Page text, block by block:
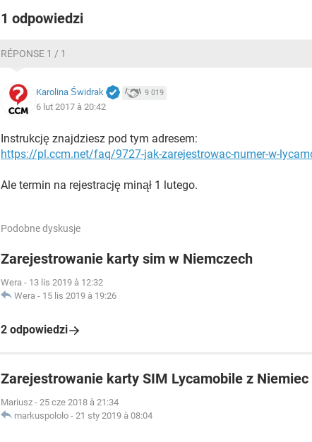
1 odpowiedzi
RÉPONSE 1 / 1
Karolina Świdrak 9 019
6 lut 2017 à 20:42
Instrukcję znajdziesz pod tym adresem:
https://pl.ccm.net/faq/9727-jak-zarejestrowac-numer-w-
Ale termin na rejestrację minął 1 lutego.
Podobne dyskusje
Zarejestrowanie karty sim w Niemczech
Wera - 13 lis 2019 à 12:32
Wera - 15 lis 2019 à 19:26
2 odpowiedzi
Zarejestrowanie karty SIM Lycamobile z Niemiec
Mariusz - 25 cze 2018 à 21:34
markuspololo - 21 sty 2019 à 08:04